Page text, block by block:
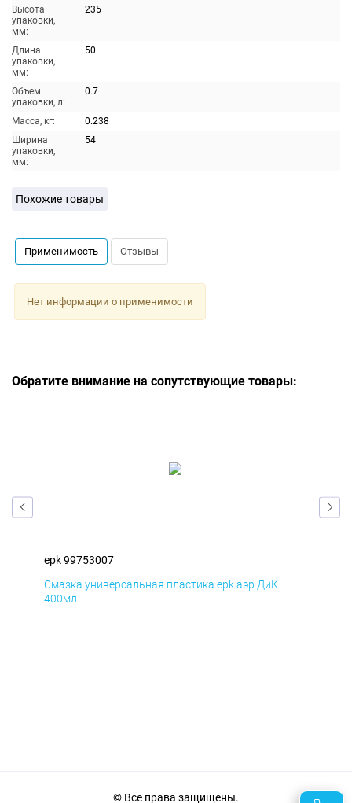
Высота
упаковки,
мм:
235
Длина
упаковки,
мм:
50
Объем
упаковки, л:
0.7
Масса, кг:
0.238
Ширина
упаковки,
мм:
54
Похожие товары
Применимость Отзывы
Нет информации о применимости
Обратите внимание на сопутствующие товары:
epk 99753007
Смазка универсальная пластика epk аэр ДиК
400мл
© Все права защищены.